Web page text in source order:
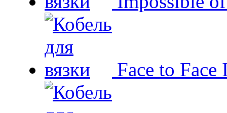
Face to